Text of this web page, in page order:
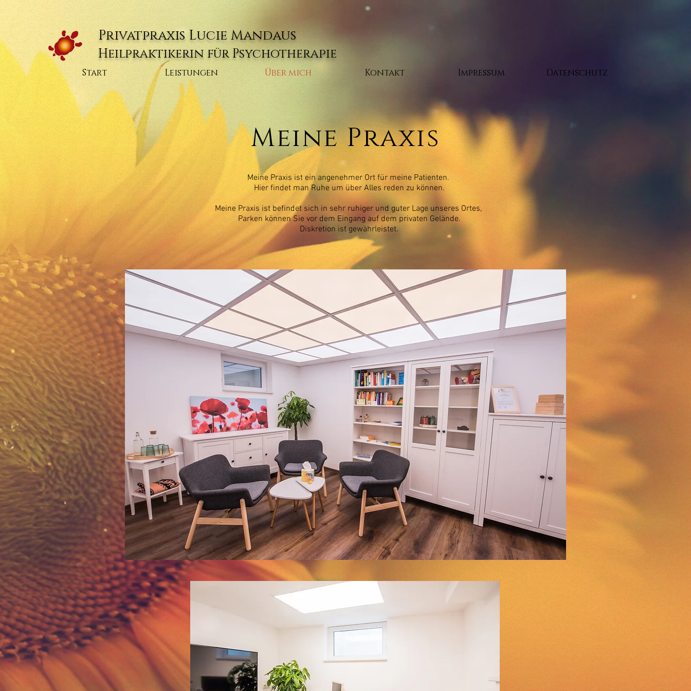
Privatpraxis Lucie Mandaus
Heilpraktikerin für Psychotherapie
Start Leistungen Über mich Kontakt Impressum Datenschutz
Meine Praxis
Meine Praxis ist ein angenehmer Ort für meine Patienten.
Hier findet man Ruhe um über Alles reden zu können.
Meine Praxis ist befindet sich in sehr ruhiger und guter Lage unseres Ortes,
Parken können Sie vor dem Eingang auf dem privaten Gelände.
Diskretion ist gewährleistet.